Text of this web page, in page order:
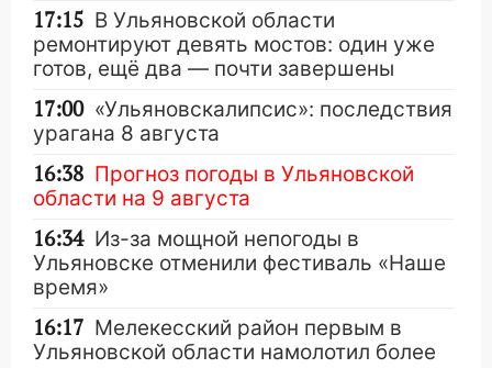
17:15 В Ульяновской области
ремонтируют девять мостов: один уже
готов, ещё два — почти завершены
17:00 «Ульяновскалипсис»: последствия
урагана 8 августа
16:38 Прогноз погоды в Ульяновской
области на 9 августа
16:34 Из-за мощной непогоды в
Ульяновске отменили фестиваль «Наше
время»
16:17 Мелекесский район первым в
Ульяновской области намолотил более